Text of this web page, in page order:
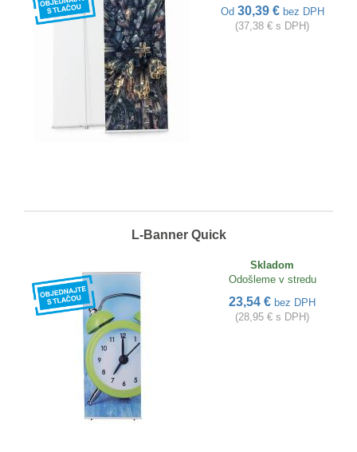
Od 30,39 € bez DPH
(37,38 € s DPH)
L-Banner Quick
Skladom
Odošleme v stredu
23,54 € bez DPH
(28,95 € s DPH)